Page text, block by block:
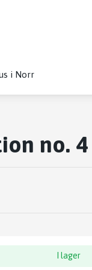
i Norr
no. 4
I lager